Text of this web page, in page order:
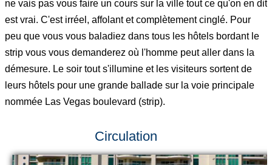
ne vais pas vous faire un cours sur la ville tout ce qu'on en dit
est vrai. C'est irréel, affolant et complètement cinglé. Pour
peu que vous vous baladiez dans tous les hôtels bordant le
strip vous vous demanderez où l'homme peut aller dans la
démesure. Le soir tout s'illumine et les visiteurs sortent de
leurs hôtels pour une grande ballade sur la voie principale
nommée Las Vegas boulevard (strip).
Circulation